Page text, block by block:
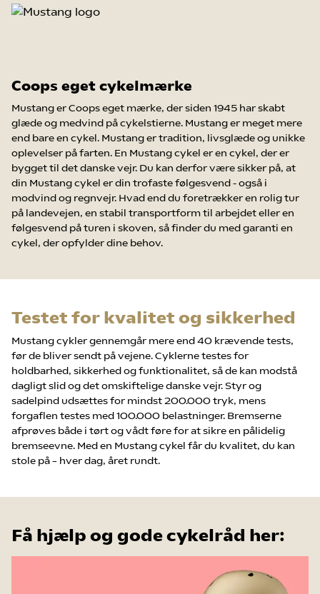
Coops eget cykelmærke
Mustang er Coops eget mærke, der siden 1945 har skabt
glæde og medvind på cykelstierne. Mustang er meget mere
end bare en cykel. Mustang er tradition, livsglæde og unikke
oplevelser på farten. En Mustang cykel er en cykel, der er
bygget til det danske vejr. Du kan derfor være sikker på, at
din Mustang cykel er din trofaste følgesvend - også i
modvind og regnvejr. Hvad end du foretrækker en rolig tur
på landevejen, en stabil transportform til arbejdet eller en
følgesvend på turen i skoven, så finder du med garanti en
cykel, der opfylder dine behov.
Testet for kvalitet og sikkerhed
Mustang cykler gennemgår mere end 40 krævende tests,
før de bliver sendt på vejene. Cyklerne testes for
holdbarhed, sikkerhed og funktionalitet, så de kan modstå
dagligt slid og det omskiftelige danske vejr. Styr og
sadelpind udsættes for mindst 200.000 tryk, mens
forgaflen testes med 100.000 belastninger. Bremserne
afprøves både i tørt og vådt føre for at sikre en pålidelig
bremseevne. Med en Mustang cykel får du kvalitet, du kan
stole på – hver dag, året rundt.
Få hjælp og gode cykelråd her: